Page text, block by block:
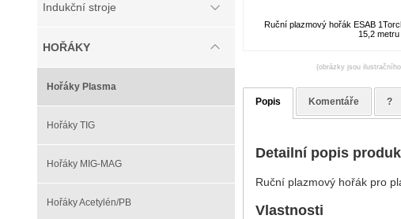
Indukční stroje
HOŘÁKY
Hořáky Plasma
Hořáky TIG
Hořáky MIG-MAG
Hořáky Acetylén/PB
Ruční plazmový hořák ESAB
15,2 metru
(obrázky jsou
Popis Komentáře ?
Detailní popis
Ruční plazmový hořák pro
Vlastnosti